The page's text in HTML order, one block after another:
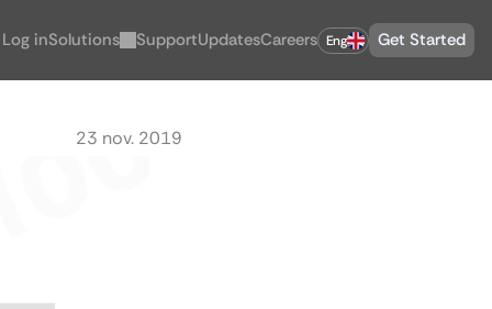
23 nov. 2019
Log inSolutions SupportUpdatesCareersSelect Language
Eng Get Started